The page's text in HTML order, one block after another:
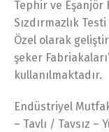
Tephir ve Eşanjör
Sızdırmazlık
Özel olarak
şeker
kullanılmaktadır.
Endüstriyel
– Tavlı / Tavsız –